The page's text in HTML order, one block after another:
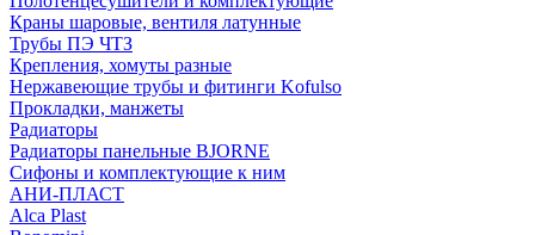
Краны шаровые, вентиля латунные
Трубы ПЭ ЧТЗ
Крепления, хомуты разные
Нержавеющие трубы и фитинги Kofulso
Прокладки, манжеты
Радиаторы
Радиаторы панельные BJORNE
Сифоны и комплектующие к ним
АНИ-ПЛАСТ
Alca Plast